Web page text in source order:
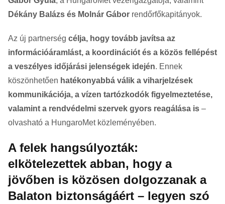
Dékány Balázs és Molnár Gábor rendőrfőkapitányok.
Az új partnerség célja, hogy tovább javítsa az
információáramlást, a koordinációt és a közös fellépést
a veszélyes időjárási jelenségek idején. Ennek
köszönhetően hatékonyabbá válik a viharjelzések
kommunikációja, a vízen tartózkodók figyelmeztetése,
valamint a rendvédelmi szervek gyors reagálása is –
olvasható a HungaroMet közleményében.
A felek hangsúlyozták:
elkötelezettek abban, hogy a
jövőben is közösen dolgozzanak a
Balaton biztonságáért – legyen szó